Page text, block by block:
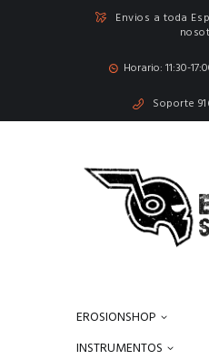
Envios a toda
Horario: 11:30-
Soporte
EROSIONSHOP
INSTRUMENTOS